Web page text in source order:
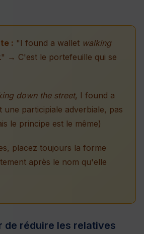
: "I found a wallet walking
." → C'est le portefeuille qui se
down the street, I found a
une participiale adverbiale, pas
le principe est le même)
placez toujours la forme
après le nom qu'elle
de réduire les relatives